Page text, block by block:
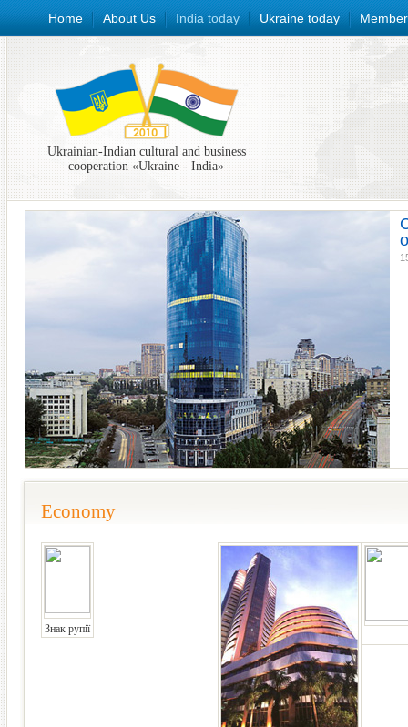
Home About Us India today Ukraine today
Ukrainian-Indian cultural and business
cooperation «Ukraine - India»
Economy
Знак рупії